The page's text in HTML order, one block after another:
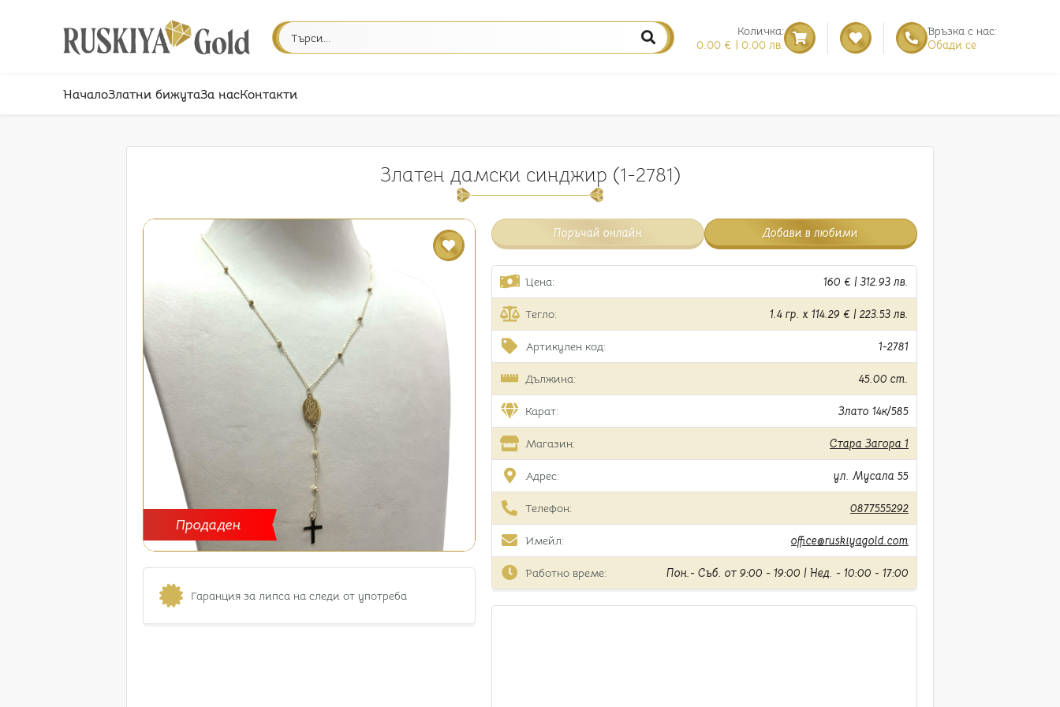
Количка:
0.00 € | 0.00 лв.
Връзка с нас:
Обади се
НачалоЗлатни бижутаЗа насКонтакти
Златен дамски синджир (1-2781)
Продаден
Гаранция за липса на следи от употреба
Поръчай онлайн Добави в любими
Цена: 160 € | 312.93 лв.
Тегло: 1.4 гр. x 114.29 € | 223.53 лв.
Артикулен код: 1-2781
Дължина: 45.00 cm.
Карат: Злато 14к/585
Магазин: Стара Загора 1
Адрес: ул. Мусала 55
Телефон: 0877555292
Имейл: office@ruskiyagold.com
Работно време: Пон.- Съб. от 9:00 - 19:00 | Нед. - 10:00 - 17:00